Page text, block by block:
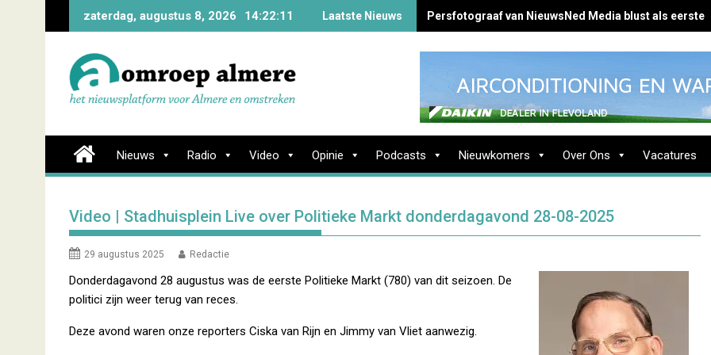
zaterdag, augustus 8, 2026 14:22:13 Laatste Nieuws Persfotograaf van NieuwsNed Media blust als eerste
Minderjarigen aangehouden na explosie Saffraanplein
Nieuws Radio Video Opinie Podcasts Nieuwkomers Over Ons Vacatures
Video | Stadhuisplein Live over Politieke Markt donderdagavond 28-08-2025
29 augustus 2025 Redactie
Donderdagavond 28 augustus was de eerste Politieke Markt (780) van dit seizoen. De
politici zijn weer terug van reces.
Deze avond waren onze reporters Ciska van Rijn en Jimmy van Vliet aanwezig.